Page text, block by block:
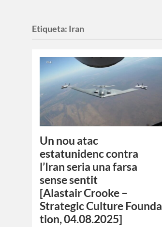
Etiqueta: Iran
Un nou atac
estatunidenc contra
l’Iran seria una farsa
sense sentit
[Alastair Crooke –
Strategic Culture Founda
tion, 04.08.2025]